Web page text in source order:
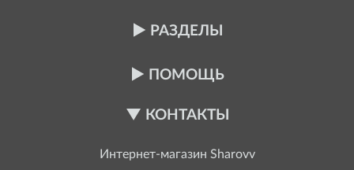
РАЗДЕЛЫ
ПОМОЩЬ
КОНТАКТЫ
Интернет-магазин Sharovv